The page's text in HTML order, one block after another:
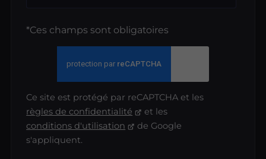
*Ces champs sont obligatoires
Ce site est protégé par reCAPTCHA et les
règles de confidentialité
et les
conditions d'utilisation
de Google
s'appliquent.